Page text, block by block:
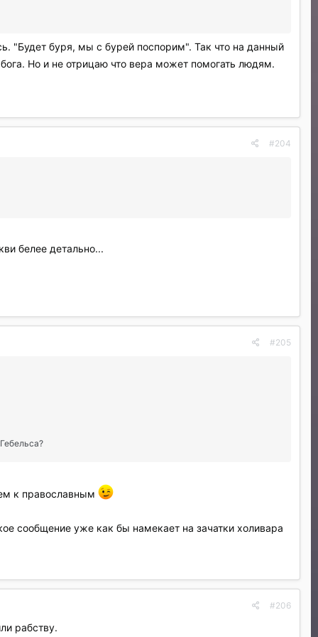
"Будет буря, мы с бурей поспорим". Так что на данный
Но и не отрицаю что вера может помогать людям.
#204
белее детально...
#205
к православным
сообщение уже как бы намекает на зачатки холивара
#206
рабству.